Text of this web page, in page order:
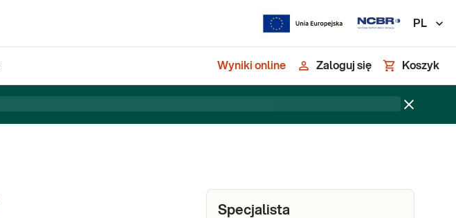
PL
Wyniki online Zaloguj się Koszyk
Specjalista